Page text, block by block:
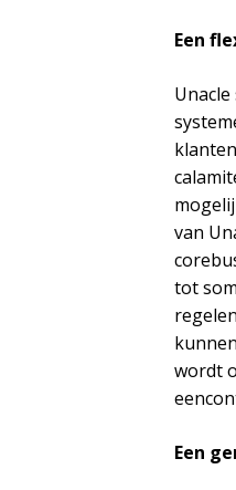
Een
van
tot
wordt
Een